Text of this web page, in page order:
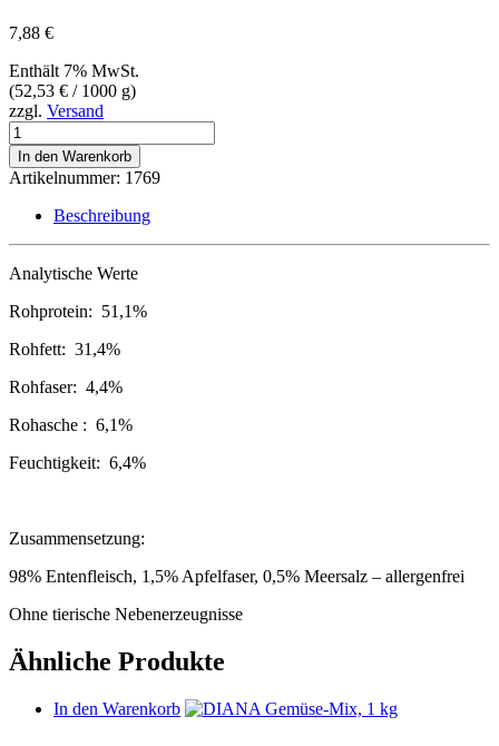
7,88 €
Enthält 7% MwSt.
(52,53 € / 1000 g)
zzgl. Versand
Enten-
Mini-
Trainer,
150
Menge
In den Warenkorb
Artikelnummer: 1769
Beschreibung
Analytische Werte
Rohprotein: 51,1%
Rohfett: 31,4%
Rohfaser: 4,4%
Rohasche : 6,1%
Feuchtigkeit: 6,4%
Zusammensetzung:
98% Entenfleisch, 1,5% Apfelfaser, 0,5% Meersalz – allergenfrei
Ohne tierische Nebenerzeugnisse
Ähnliche Produkte
In den Warenkorb